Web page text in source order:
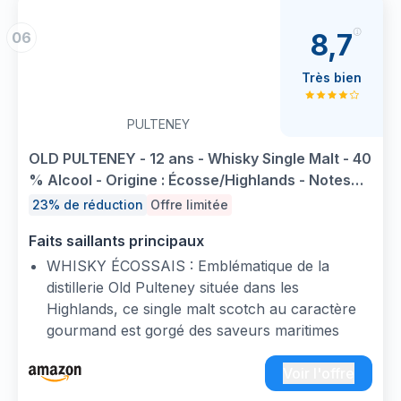
06
PULTENEY
OLD PULTENEY - 12 ans - Whisky Single Malt - 40
% Alcool - Origine : Écosse/Highlands - Notes
d'agrumes & miel - A déguster pur - 70 cl
23% de réduction Offre limitée
Faits saillants principaux
WHISKY ÉCOSSAIS : Emblématique de la
distillerie Old Pulteney située dans les
Highlands, ce single malt scotch au caractère
gourmand est gorgé des saveurs maritimes
iodées dues à son exposition aux embruns
marins.
UNE RECETTE UNIQUE : Ce whisky single malt
8,7
Très bien